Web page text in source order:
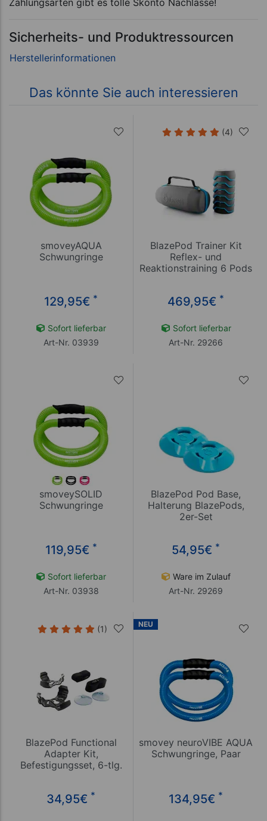
Zahlungsarten gibt es tolle Skonto Nachlässe!
Sicherheits- und Produktressourcen
Das könnte Sie auch interessieren
smoveyAQUA
Schwungringe
129,95€ *
Sofort lieferbar
Art-Nr. 03939
(4)
BlazePod Trainer Kit
Reflex- und
Reaktionstraining 6 Pods
469,95€ *
Sofort lieferbar
Art-Nr. 29266
smoveySOLID
Schwungringe
119,95€ *
Sofort lieferbar
Art-Nr. 03938
BlazePod Pod Base,
Halterung BlazePods,
2er-Set
54,95€ *
Ware im Zulauf
Art-Nr. 29269
(1)
BlazePod Functional
Adapter Kit,
Befestigungsset, 6-tlg.
34,95€ *
NEU
smovey neuroVIBE AQUA
Schwungringe, Paar
134,95€ *